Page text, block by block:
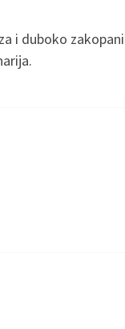
i duboko